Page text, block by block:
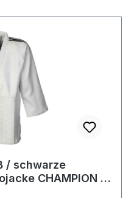
/ schwarze
CHAMPION III